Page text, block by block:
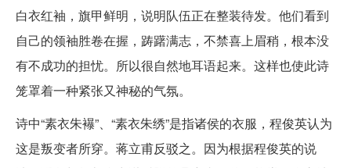
白衣红袖，旗甲鲜明，说明队伍正在整装待发。他们看到
自己的领袖胜卷在握，踌躇满志，不禁喜上眉稍，根本没
有不成功的担忧。所以很自然地耳语起来。这样也使此诗
笼罩着一种紧张又神秘的气氛。
诗中“素衣朱襮”、“素衣朱绣”是指诸侯的衣服，程俊英认为
这是叛变者所穿。蒋立甫反驳之。因为根据程俊英的说